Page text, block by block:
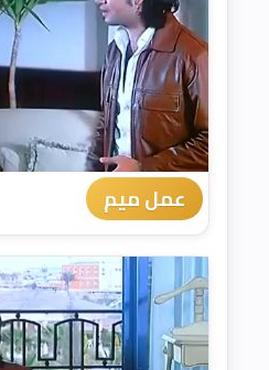
عمل ميم